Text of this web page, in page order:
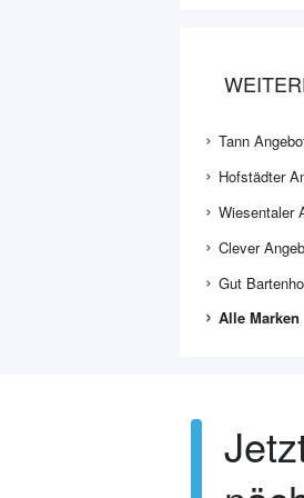
Tann
Hofstädter
Wiesentaler
Clever
Gut
Alle Marken